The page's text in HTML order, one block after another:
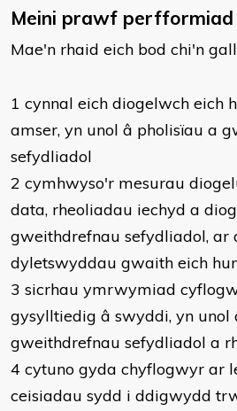
Meini prawf perfformiad
Mae'n rhaid eich bod chi'n
​1 cynnal eich diogelwch eich
amser, yn unol â pholisïau a
sefydliadol
2 cymhwyso'r mesurau
data, rheoliadau iechyd a
gweithdrefnau sefydliadol, ar
dyletswyddau gwaith eich
3 sicrhau ymrwymiad
gysylltiedig â swyddi, yn unol
gweithdrefnau sefydliadol a
4 cytuno gyda chyflogwyr ar
ceisiadau sydd i ddigwydd